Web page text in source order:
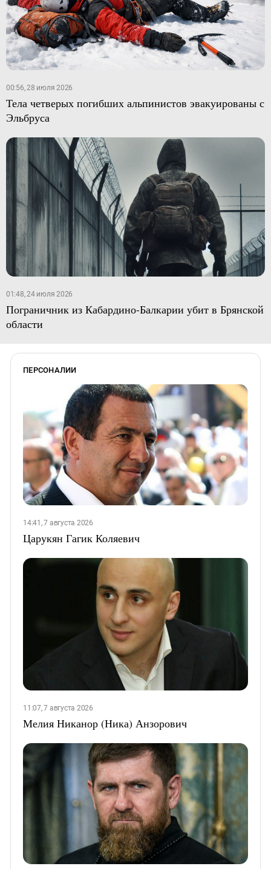
00:56, 28 июля 2026
Тела четверых погибших альпинистов эвакуированы с
Эльбруса
01:48, 24 июля 2026
Пограничник из Кабардино-Балкарии убит в Брянской
области
ПЕРСОНАЛИИ
14:41, 7 августа 2026
Царукян Гагик Коляевич
11:07, 7 августа 2026
Мелия Никанор (Ника) Анзорович